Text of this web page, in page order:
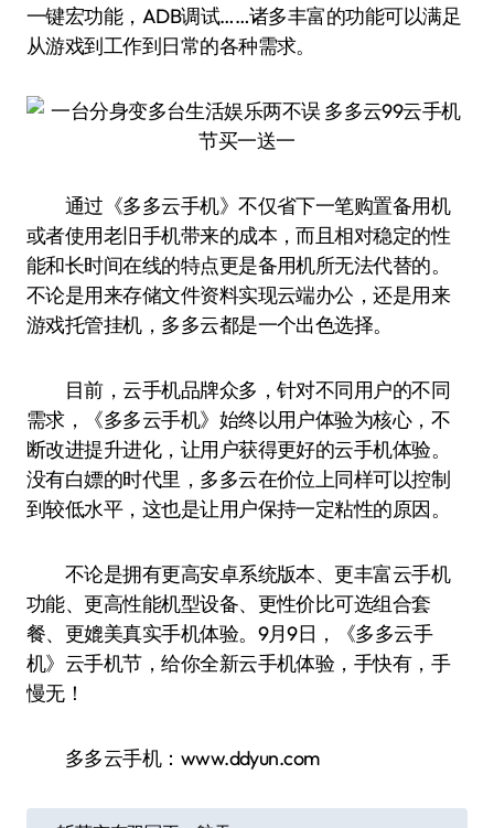
一键宏功能，ADB调试……诸多丰富的功能可以满足
从游戏到工作到日常的各种需求。
通过《多多云手机》不仅省下一笔购置备用机
或者使用老旧手机带来的成本，而且相对稳定的性
能和长时间在线的特点更是备用机所无法代替的。
不论是用来存储文件资料实现云端办公，还是用来
游戏托管挂机，多多云都是一个出色选择。
目前，云手机品牌众多，针对不同用户的不同
需求，《多多云手机》始终以用户体验为核心，不
断改进提升进化，让用户获得更好的云手机体验。
没有白嫖的时代里，多多云在价位上同样可以控制
到较低水平，这也是让用户保持一定粘性的原因。
不论是拥有更高安卓系统版本、更丰富云手机
功能、更高性能机型设备、更性价比可选组合套
餐、更媲美真实手机体验。9月9日，《多多云手
机》云手机节，给你全新云手机体验，手快有，手
慢无！
多多云手机：www.ddyun.com